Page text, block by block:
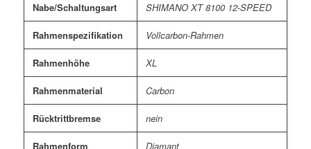
Nabe/Schaltungsart SHIMANO XT 8100 12-SPEED
Rahmenspezifikation Vollcarbon-Rahmen
Rahmenhöhe XL
Rahmenmaterial Carbon
Rücktrittbremse nein
Rahmenform Diamant